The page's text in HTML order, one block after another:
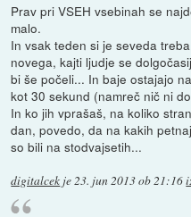
Prav pri VSEH vsebinah se
malo.
In vsak teden si je seveda
novega, kajti ljudje se
bi še počeli... In baje ostajajo
kot 30 sekund (namreč nič ni
In ko jih vprašaš, na koliko
dan, povedo, da na kakih
so bili na stodvajsetih...
digitalcek je23. jun 2013 ob 21:16